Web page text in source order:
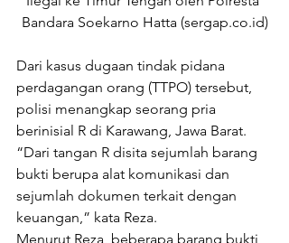
Bandara Soekarno Hatta (sergap.co.id)
Dari kasus dugaan tindak pidana
perdagangan orang (TTPO) tersebut,
polisi menangkap seorang pria
berinisial R di Karawang, Jawa Barat.
“Dari tangan R disita sejumlah barang
bukti berupa alat komunikasi dan
sejumlah dokumen terkait dengan
keuangan,” kata Reza.
Menurut Reza, beberapa barang bukti